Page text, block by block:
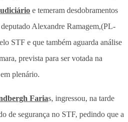
e temeram desdobramentos
Alexandre Ramagem,(PL-
STF e que também aguarda análise
prevista para ser votada na
plenário.
Farias, ingressou, na tarde
de segurança no STF, pedindo que a